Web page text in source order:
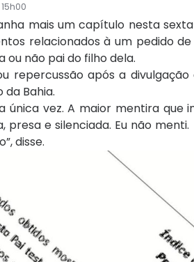
mais um capítulo nesta
relacionados à um pedido
ou não pai do filho dela.
repercussão após a
Bahia.
única vez. A maior mentira
presa e silenciada. Eu não
disse.